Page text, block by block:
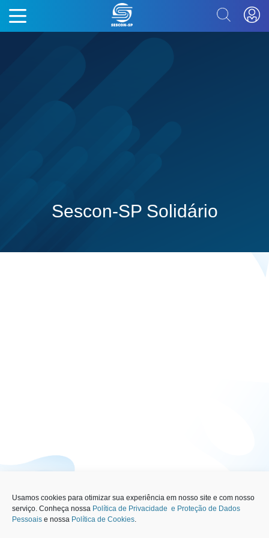
Usamos cookies para otimizar sua experiência em nosso site e com nosso
serviço. Conheça nossa Política de Privacidade e Proteção de Dados
Pessoais e nossa Política de Cookies.
Sescon-SP Solidário